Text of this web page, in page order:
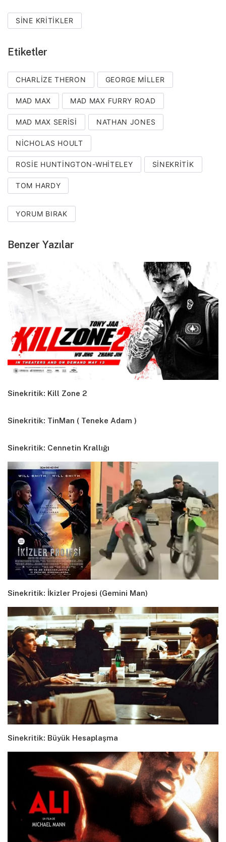
SINE KRITIKLER
Etiketler
CHARLIZE THERON GEORGE MILLER
MAD MAX MAD MAX FURRY ROAD
MAD MAX SERISI NATHAN JONES
NICHOLAS HOULT
ROSIE HUNTINGTON-WHITELEY SINEKRITIK
TOM HARDY
YORUM BIRAK
Benzer Yazılar
Sinekritik: Kill Zone 2
Sinekritik: TinMan ( Teneke Adam )
Sinekritik: Cennetin Krallığı
Sinekritik: İkizler Projesi (Gemini Man)
Sinekritik: Büyük Hesaplaşma